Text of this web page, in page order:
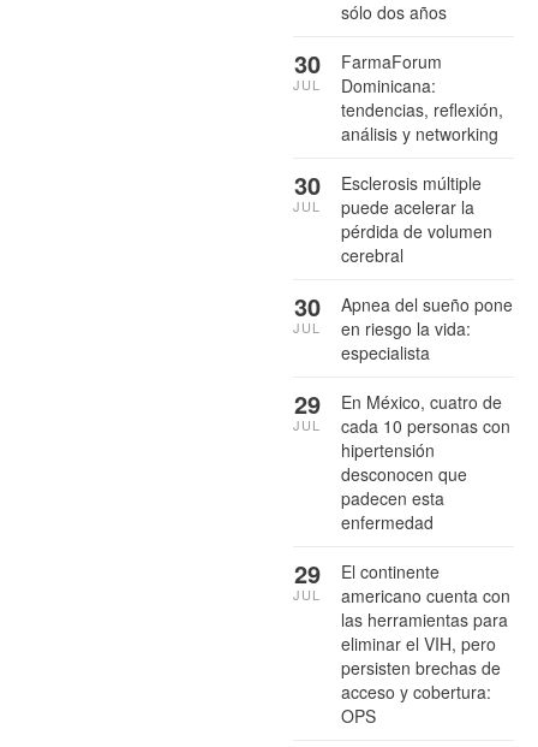
sólo dos años
FarmaForum
Dominicana:
tendencias, reflexión,
análisis y networking
30
JUL
Esclerosis múltiple
puede acelerar la
pérdida de volumen
cerebral
30
JUL
Apnea del sueño pone
en riesgo la vida:
especialista
30
JUL
En México, cuatro de
cada 10 personas con
hipertensión
desconocen que
padecen esta
enfermedad
29
JUL
El continente
americano cuenta con
las herramientas para
eliminar el VIH, pero
persisten brechas de
acceso y cobertura:
OPS
29
JUL